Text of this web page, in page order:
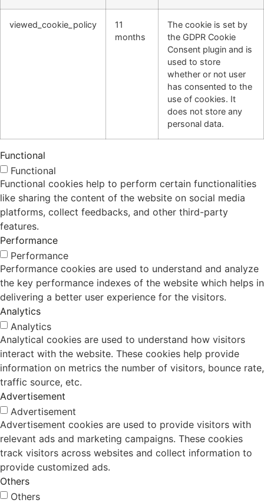
viewed_cookie_policy
11
months
The cookie is set by
the GDPR Cookie
Consent plugin and is
used to store
whether or not user
has consented to the
use of cookies. It
does not store any
personal data.
Functional
Functional
Functional cookies help to perform certain functionalities
like sharing the content of the website on social media
platforms, collect feedbacks, and other third-party
features.
Performance
Performance
Performance cookies are used to understand and analyze
the key performance indexes of the website which helps in
delivering a better user experience for the visitors.
Analytics
Analytics
Analytical cookies are used to understand how visitors
interact with the website. These cookies help provide
information on metrics the number of visitors, bounce rate,
traffic source, etc.
Advertisement
Advertisement
Advertisement cookies are used to provide visitors with
relevant ads and marketing campaigns. These cookies
track visitors across websites and collect information to
provide customized ads.
Others
Others